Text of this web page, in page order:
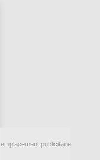
emplacement publicitaire